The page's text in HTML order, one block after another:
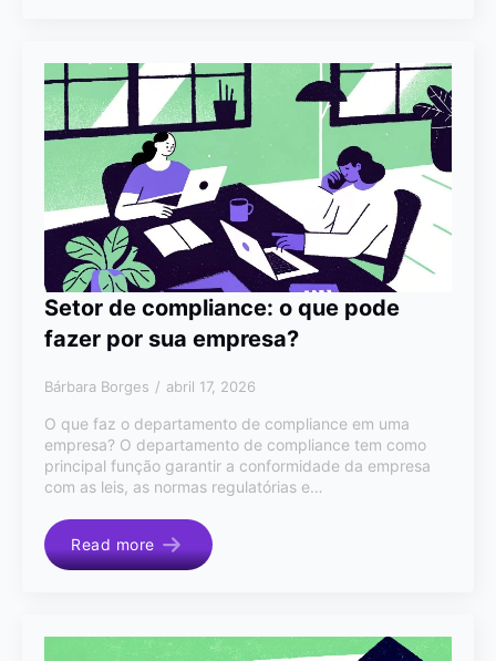
Setor de compliance: o que pode
fazer por sua empresa?
Bárbara Borges abril 17, 2026
O que faz o departamento de compliance em uma
empresa? O departamento de compliance tem como
principal função garantir a conformidade da empresa
com as leis, as normas regulatórias e…
Read more